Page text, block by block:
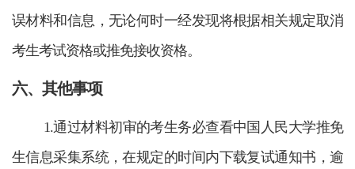
误材料和信息，无论何时一经发现将根据相关规定取消
考生考试资格或推免接收资格。
六、其他事项
1.通过材料初审的考生务必查看中国人民大学推免
生信息采集系统，在规定的时间内下载复试通知书，逾